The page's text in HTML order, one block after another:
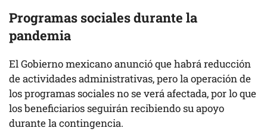
Programas socialesdurante la
pandemia
El Gobierno mexicano anunció que habrá reducción
de actividades administrativas, pero la operación de
los programas sociales no se verá afectada, por lo que
los beneficiarios seguirán recibiendo su apoyo
durante la contingencia.